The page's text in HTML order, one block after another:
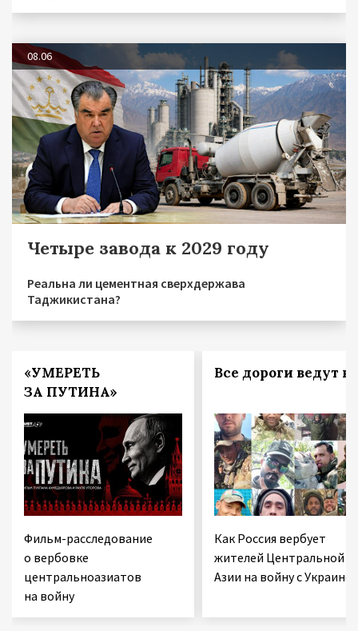
08.06
Четыре завода к 2029 году
Реальна ли цементная сверхдержава
Таджикистана?
«УМЕРЕТЬ
ЗА ПУТИНА»
Фильм-расследование
о вербовке
центральноазиатов
на войну
Все дороги ведут в
Как Россия вербует
жителей Центральной
Азии на войну с